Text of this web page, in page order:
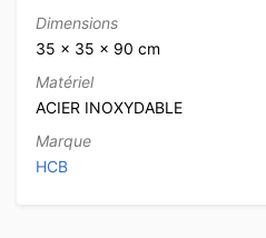
Dimensions
35 × 35 × 90 cm
Matériel
ACIER INOXYDABLE
Marque
HCB